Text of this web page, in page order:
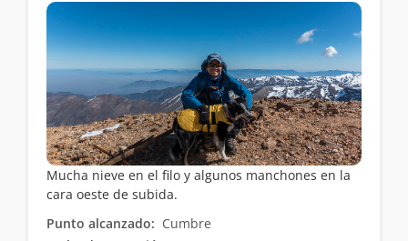
Mucha nieve en el filo y algunos manchones en la
cara oeste de subida.
Punto alcanzado: Cumbre